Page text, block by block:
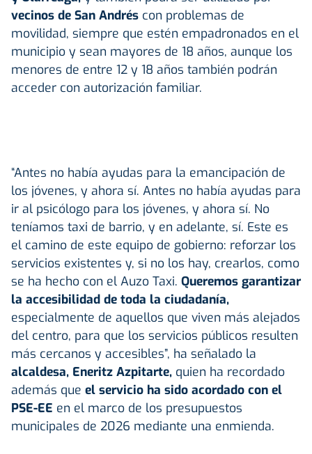
vecinos de San Andrés con problemas de
movilidad, siempre que estén empadronados en el
municipio y sean mayores de 18 años, aunque los
menores de entre 12 y 18 años también podrán
acceder con autorización familiar.
“Antes no había ayudas para la emancipación de
los jóvenes, y ahora sí. Antes no había ayudas para
ir al psicólogo para los jóvenes, y ahora sí. No
teníamos taxi de barrio, y en adelante, sí. Este es
el camino de este equipo de gobierno: reforzar los
servicios existentes y, si no los hay, crearlos, como
se ha hecho con el Auzo Taxi. Queremos garantizar
la accesibilidad de toda la ciudadanía,
especialmente de aquellos que viven más alejados
del centro, para que los servicios públicos resulten
más cercanos y accesibles”, ha señalado la
alcaldesa, Eneritz Azpitarte, quien ha recordado
además que el servicio ha sido acordado con el
PSE-EE en el marco de los presupuestos
municipales de 2026 mediante una enmienda.